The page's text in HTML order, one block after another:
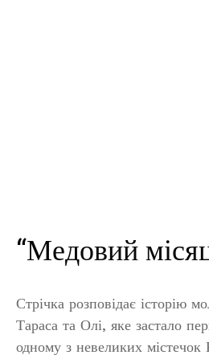
“Медовий
Стрічка розповідає історію
Тараса та Олі, яке застало
одному з невеликих